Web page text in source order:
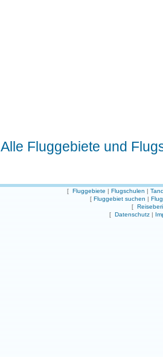
Alle Fluggebiete und
[ Fluggebiete | Flugschulen |
[ Fluggebiet suchen |
[
[ Datenschutz |